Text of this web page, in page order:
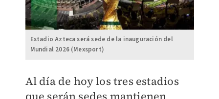
Estadio Azteca será sede de la inauguración del
Mundial 2026 (Mexsport)
Al día de hoy los tres estadios
que serán sedes mantienen